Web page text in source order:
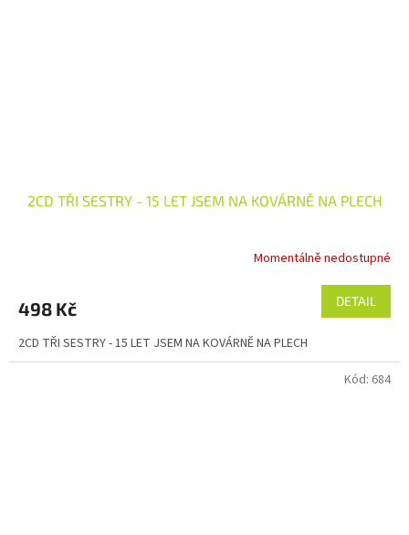
2CD TŘI SESTRY - 15 LET JSEM NA KOVÁRNĚ NA PLECH
je
z
5
Momentálně nedostupné
498 Kč DETAIL
2CD TŘI SESTRY - 15 LET JSEM NA KOVÁRNĚ NA PLECH
Kód: 684